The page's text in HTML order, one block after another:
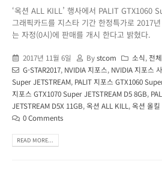
‘옥션 ALL KILL’ 행사에서 PALIT GTX1060
그래픽카드를 지스타 기간 한정특가로 2017
는 자정(0시)에 판매를 개시 한다고 밝혔다.
2017년 11월 6일 Bystcom 소식, 전
G-STAR2017, NVIDIA 지포스, NVIDIA 지포스
Super JETSTREAM, PALIT 지포스 GTX1060
지포스 GTX1070 Super JETSTREAM D5 8GB,
JETSTREAM D5X 11GB,옥션 ALL KILL,옥션 올킬
0 Comments
READ MORE...